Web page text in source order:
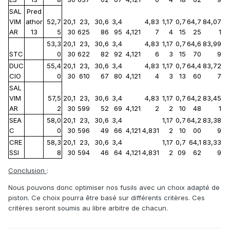
SAL
VIM
AR
Pred
athor
13
52,7
5
20,1
30
23,
625
30,6
86
3,4
95 4,121
4,83
7
1,17
4
0,7
15
64,7
25
84,07
1
STC
53,3
0
20,1
30
23,
622
30,6
82
3,4
92 4,121
4,83
6
1,17
3
0,7
15
64,6
70
83,99
9
DUC
CIO
55,4
0
20,1
30
23,
610
30,6
67
3,4
80 4,121
4,83
4
1,17
3
0,7
13
64,4
60
83,72
7
SAL
VIM
AR
57,5
2
20,1
30
23,
599
30,6
52
3,4
69 4,121
4,83
2
1,17
2
0,7
10
64,2
48
83,45
1
SEA
C
58,0
0
20,1
30
23,
596
30,6
49
3,4
66 4,121 4,831
1,17
2
0,7
10
64,2
00
83,38
9
CRE
SSI
58,3
8
20,1
30
23,
594
30,6
46
3,4
64 4,121 4,831
1,17
2
0,7
09
64,1
62
83,33
9
Conclusion :
Nous pouvons donc optimiser nos fusils avec un choix adapté de
piston. Ce choix pourra être basé sur différents critères. Ces
critères seront soumis au libre arbitre de chacun.